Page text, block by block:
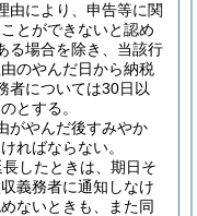
由により、申告等に関
とができないと認め
る場合を除き、当該行
のやんだ日から納税
者については30日以
とする。
がやんだ後すみやか
ればならない。
したときは、期日そ
義務者に通知しなけ
ないときも、また同